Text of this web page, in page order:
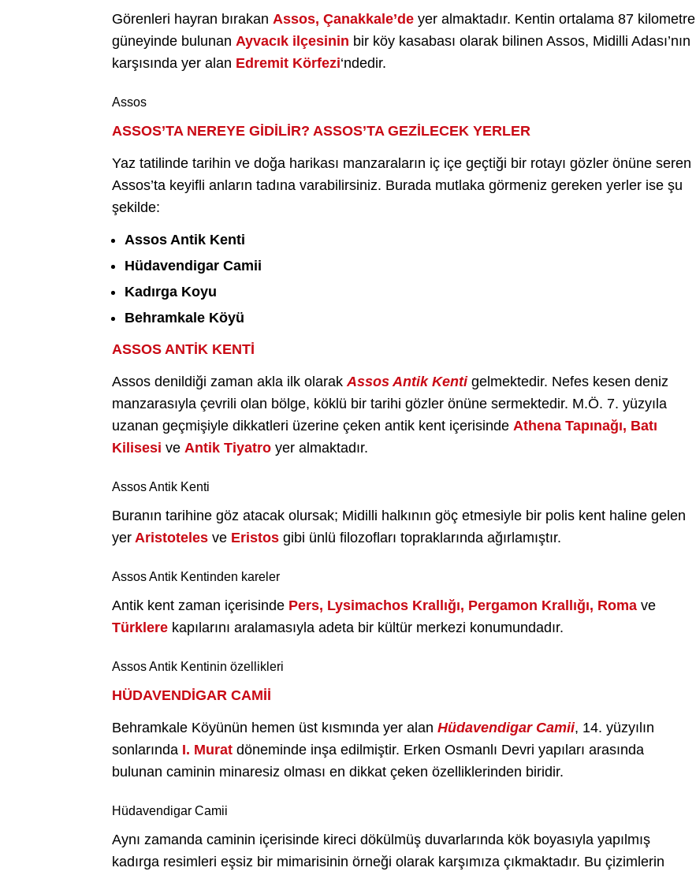
Görenleri hayran bırakan Assos, Çanakkale’de yer almaktadır. Kentin ortalama 87 kilometre
güneyinde bulunan Ayvacık ilçesinin bir köy kasabası olarak bilinen Assos, Midilli Adası’nın
karşısında yer alan Edremit Körfezi‘ndedir.
Assos
ASSOS’TA NEREYE GİDİLİR? ASSOS’TA GEZİLECEK YERLER
Yaz tatilinde tarihin ve doğa harikası manzaraların iç içe geçtiği bir rotayı gözler önüne seren
Assos’ta keyifli anların tadına varabilirsiniz. Burada mutlaka görmeniz gereken yerler ise şu
şekilde:
Assos Antik Kenti
Hüdavendigar Camii
Kadırga Koyu
Behramkale Köyü
ASSOS ANTİK KENTİ
Assos denildiği zaman akla ilk olarakAssos Antik Kenti gelmektedir. Nefes kesen deniz
manzarasıyla çevrili olan bölge, köklü bir tarihi gözler önüne sermektedir. M.Ö. 7. yüzyıla
uzanan geçmişiyle dikkatleri üzerine çeken antik kent içerisinde Athena Tapınağı, Batı
Kilisesi ve Antik Tiyatro yer almaktadır.
Assos Antik Kenti
Buranın tarihine göz atacak olursak; Midilli halkının göç etmesiyle bir polis kent haline gelen
yer Aristoteles ve Eristos gibi ünlü filozofları topraklarında ağırlamıştır.
Assos Antik Kentinden kareler
Antik kent zaman içerisinde Pers, Lysimachos Krallığı, Pergamon Krallığı, Roma ve
Türklere kapılarını aralamasıyla adeta bir kültür merkezi konumundadır.
Assos Antik Kentinin özellikleri
HÜDAVENDİGAR CAMİİ
Behramkale Köyünün hemen üst kısmında yer alan Hüdavendigar Camii, 14. yüzyılın
sonlarında I. Murat döneminde inşa edilmiştir. Erken Osmanlı Devri yapıları arasında
bulunan caminin minaresiz olması en dikkat çeken özelliklerinden biridir.
Hüdavendigar Camii
Aynı zamanda caminin içerisinde kireci dökülmüş duvarlarında kök boyasıyla yapılmış
kadırga resimleri eşsiz bir mimarisinin örneği olarak karşımıza çıkmaktadır. Bu çizimlerin